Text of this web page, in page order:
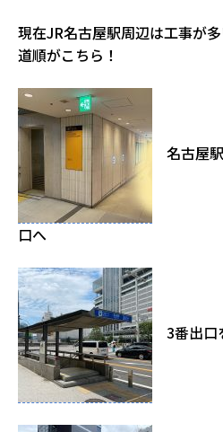
現在JR名古屋駅周辺は工事が
道順がこちら！
名古屋
口へ
3番出口